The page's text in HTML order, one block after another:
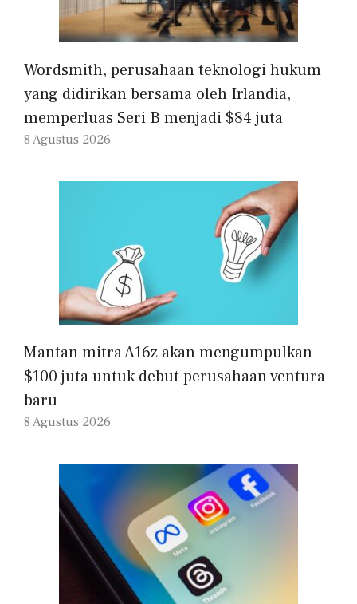
Wordsmith, perusahaan teknologi hukum
yang didirikan bersama oleh Irlandia,
memperluas Seri B menjadi $84 juta
8 Agustus 2026
Mantan mitra A16z akan mengumpulkan
$100 juta untuk debut perusahaan ventura
baru
8 Agustus 2026